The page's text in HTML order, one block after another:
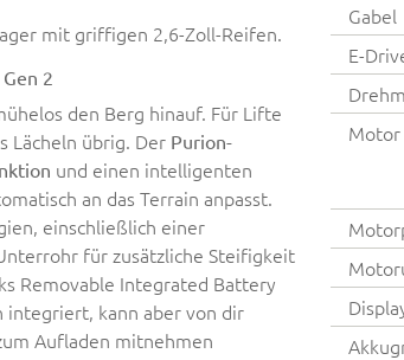
mit griffigen 2,6-Zoll-Reifen.
2
den Berg hinauf. Für Lifte
Lächeln übrig. Der Purion-
und einen intelligenten
an das Terrain anpasst.
einschließlich einer
für zusätzliche Steifigkeit
Removable Integrated Battery
integriert, kann aber von dir
Aufladen mitnehmen
Gabel
E-
Motor